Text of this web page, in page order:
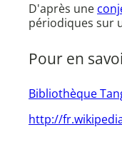
D'après une
périodiques sur
Pour en
Bibliothèque
http://